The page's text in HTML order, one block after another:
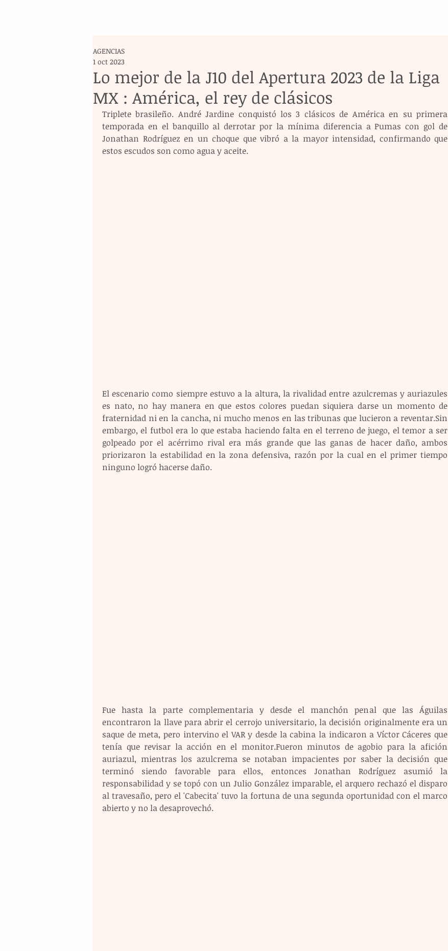
Lo mejor de la J10 del Apertura 2023 de la Liga
MX : América, el rey de clásicos
AGENCIAS
1 oct 2023
Triplete brasileño. André Jardine conquistó los 3 clásicos de América en su primera
temporada en el banquillo al derrotar por la mínima diferencia a Pumas con gol de
Jonathan Rodríguez en un choque que vibró a la mayor intensidad, confirmando que
estos escudos son como agua y aceite.
El escenario como siempre estuvo a la altura, la rivalidad entre azulcremas y auriazules
es nato, no hay manera en que estos colores puedan siquiera darse un momento de
fraternidad ni en la cancha, ni mucho menos en las tribunas que lucieron a reventar.Sin
embargo, el futbol era lo que estaba haciendo falta en el terreno de juego, el temor a ser
golpeado por el acérrimo rival era más grande que las ganas de hacer daño, ambos
priorizaron la estabilidad en la zona defensiva, razón por la cual en el primer tiempo
ninguno logró hacerse daño.
Fue hasta la parte complementaria y desde el manchón penal que las Águilas
encontraron la llave para abrir el cerrojo universitario, la decisión originalmente era un
saque de meta, pero intervino el VAR y desde la cabina la indicaron a Víctor Cáceres que
tenía que revisar la acción en el monitor.Fueron minutos de agobio para la afición
auriazul, mientras los azulcrema se notaban impacientes por saber la decisión que
terminó siendo favorable para ellos, entonces Jonathan Rodríguez asumió la
responsabilidad y se topó con un Julio González imparable, el arquero rechazó el disparo
al travesaño, pero el 'Cabecita' tuvo la fortuna de una segunda oportunidad con el marco
abierto y no la desaprovechó.